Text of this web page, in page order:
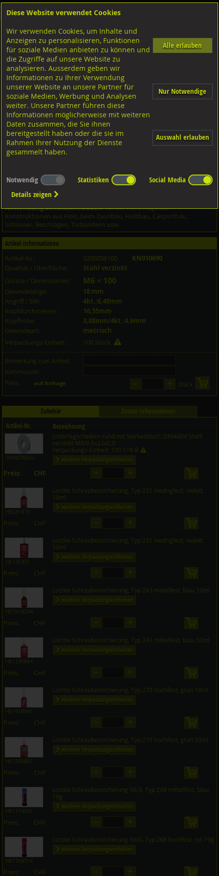
Shop Schrauben Diverse Schrauben
M-Gewinde
Diverse Ausführungen M-GewindeFlachrundschrauben Stahl verzinkt
Flachrundschrauben mit 4kt. Ansatz und MU, DIN603
Stahl verzinkt M6x100/18
Anwendung Schlossschrauben:für alle nicht tragende
Konstruktionen aus Holz, beim Zaunbau, Holzbau, Carportbau,
Schlösser, Beschlägen, Torbändern usw.
Artikel-Informationen
Artikel-Nr.:
0200Z06100
KN010690
Qualität / Oberfläche:
Stahl verzinkt
Grösse / Dimensionen:
M6 × 100
Gewindelänge:
18 mm
Angriff / SW:
4kt.:6,48mm
Kopfdurchmesser:
16,55mm
Kopfhöhe:
3,88mm/4kt.:4,6mm
Gewindeart:
metrisch
Verpackungs-Einheit:
100 Stück
Bemerkung zum Artikel:
Kommission:
Preis:
auf Anfrage Stück
Zubehör
Artikel-Nr.
Bezeichnung
Menge
3504Z06622
Unterlagscheiben rund mit Vierkantloch, DIN440V Stahl
verzinkt M6/6,6x22x2,0
Verpackungs-Einheit: 100 STK-B
weitere Verpackungseinheiten
Preis: CHF
HE231473
Loctite Schraubensicherung, Typ 221 niedrigfest, violett
10ml
weitere Verpackungseinheiten
Preis: CHF
HE135331
Loctite Schraubensicherung, Typ 221 niedrigfest, violett
50ml
weitere Verpackungseinheiten
Preis: CHF
HE1918244
Loctite Schraubensicherung, Typ 243 mittelfest, blau 10ml
weitere Verpackungseinheiten
Preis: CHF
HE1335884
Loctite Schraubensicherung, Typ 243 mittelfest, blau 50ml
weitere Verpackungseinheiten
Preis: CHF
HE1918991
Loctite Schraubensicherung, Typ 270 hochfest, grün 10ml
weitere Verpackungseinheiten
Preis: CHF
HE1335897
Loctite Schraubensicherung, Typ 270 hochfest, grün 50ml
weitere Verpackungseinheiten
Preis: CHF
HE1714937
Loctite Schraubensicherung Stick, Typ 248 mittelfest, blau
19g
weitere Verpackungseinheiten
Preis: CHF
HE1709314
Loctite Schraubensicherung Stick, Typ 268 hochfest, rot 19g
weitere Verpackungseinheiten
Preis: CHF
Diese Website verwendet Cookies
Wir verwenden Cookies, um Inhalte und
Anzeigen zu personalisieren, Funktionen
für soziale Medien anbieten zu können und
die Zugriffe auf unsere Website zu
analysieren. Ausserdem geben wir
Informationen zu Ihrer Verwendung
unserer Website an unsere Partner für
soziale Medien, Werbung und Analysen
weiter. Unsere Partner führen diese
Informationen möglicherweise mit weiteren
Daten zusammen, die Sie ihnen
bereitgestellt haben oder die sie im
Rahmen Ihrer Nutzung der Dienste
gesammelt haben.
Alle erlauben
Nur Notwendige
Auswahl erlauben
Notwendig Statistiken
Social Media
Details zeigen